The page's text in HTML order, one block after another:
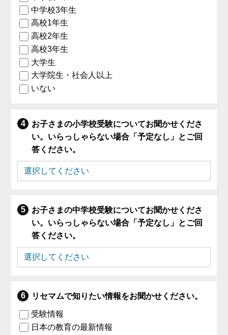
中学校3年生
高校1年生
高校2年生
高校3年生
大学生
大学院生・社会人以上
いない
お子さまの小学校受験についてお聞かせくださ
い。いらっしゃらない場合「予定なし」とご回
答ください。
お子さまの中学校受験についてお聞かせくださ
い。いらっしゃらない場合「予定なし」とご回
答ください。
リセマムで知りたい情報をお聞かせください。
受験情報
日本の教育の最新情報